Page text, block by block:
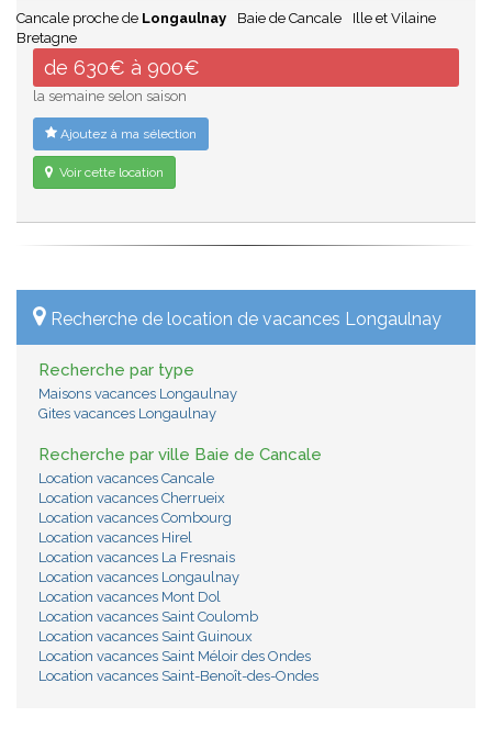
Cancale proche de Longaulnay Baie de Cancale
Ille et Vilaine
Bretagne
de 630€ à 900€
la semaine selon saison
Ajoutez à ma sélection
Voir cette location
Recherche de location de vacances Longaulnay
Recherche par type
Maisons vacances Longaulnay
Gites vacances Longaulnay
Recherche par ville Baie de Cancale
Location vacances Cancale
Location vacances Cherrueix
Location vacances Combourg
Location vacances Hirel
Location vacances La Fresnais
Location vacances Longaulnay
Location vacances Mont Dol
Location vacances Saint Coulomb
Location vacances Saint Guinoux
Location vacances Saint Méloir des Ondes
Location vacances Saint-Benoît-des-Ondes